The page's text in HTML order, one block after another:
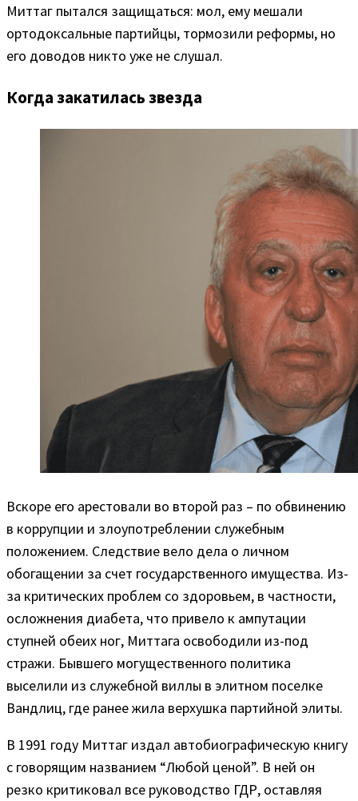
Миттаг пытался защищаться: мол, ему мешали
ортодоксальные партийцы, тормозили реформы, но
его доводов никто уже не слушал.
Когда закатилась звезда
Вскоре его арестовали во второй раз – по обвинению
в коррупции и злоупотреблении служебным
положением. Следствие вело дела о личном
обогащении за счет государственного имущества. Из-
за критических проблем со здоровьем, в частности,
осложнения диабета, что привело к ампутации
ступней обеих ног, Миттага освободили из-под
стражи. Бывшего могущественного политика
выселили из служебной виллы в элитном поселке
Вандлиц, где ранее жила верхушка партийной элиты.
В 1991 году Миттаг издал автобиографическую книгу
с говорящим названием “Любой ценой”. В ней он
резко критиковал все руководство ГДР, оставляя